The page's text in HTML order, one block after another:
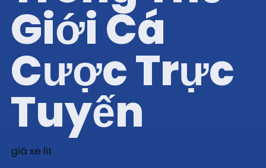
Giới Cá
Cược Trực
Tuyến
giá xe lit